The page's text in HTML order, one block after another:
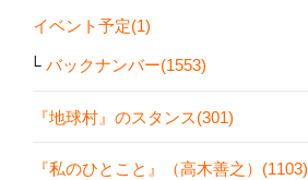
イベント予定(1)
バックナンバー(1553)
『地球村』のスタンス(301)
『私のひとこと』（高木善之）(1103)